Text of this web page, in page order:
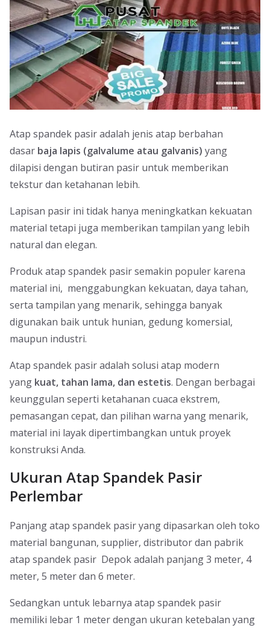
Atap spandek pasir adalah jenis atap berbahan
dasar baja lapis (galvalume atau galvanis) yang
dilapisi dengan butiran pasir untuk memberikan
tekstur dan ketahanan lebih.
Lapisan pasir ini tidak hanya meningkatkan kekuatan
material tetapi juga memberikan tampilan yang lebih
natural dan elegan.
Produk atap spandek pasir semakin populer karena
material ini, menggabungkan kekuatan, daya tahan,
serta tampilan yang menarik, sehingga banyak
digunakan baik untuk hunian, gedung komersial,
maupun industri.
Atap spandek pasir adalah solusi atap modern
yang kuat, tahan lama, dan estetis. Dengan berbagai
keunggulan seperti ketahanan cuaca ekstrem,
pemasangan cepat, dan pilihan warna yang menarik,
material ini layak dipertimbangkan untuk proyek
konstruksi Anda.
Ukuran Atap Spandek Pasir
Perlembar
Panjang atap spandek pasir yang dipasarkan oleh toko
material bangunan, supplier, distributor dan pabrik
atap spandek pasir Depok adalah panjang 3 meter, 4
meter, 5 meter dan 6 meter.
Sedangkan untuk lebarnya atap spandek pasir
memiliki lebar 1 meter dengan ukuran ketebalan yang